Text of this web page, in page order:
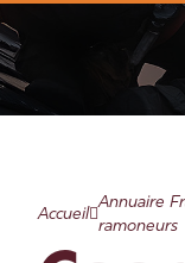
Accueil
Annuaire
ramoneurs